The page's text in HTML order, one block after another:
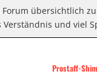
übersichtlich
und viel
Prostaff-